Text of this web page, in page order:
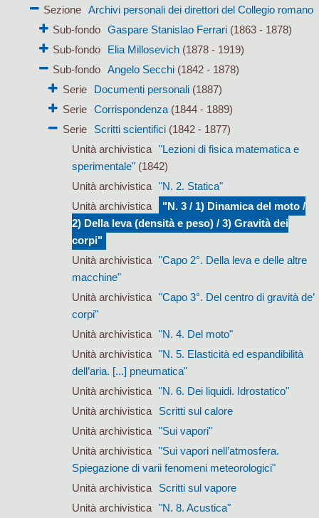
Sezione Archivi personali dei direttori del Collegio romano
Sub-fondo
Gaspare Stanislao Ferrari (1863 - 1878)
Sub-fondo
Elia Millosevich (1878 - 1919)
Sub-fondo
Angelo Secchi (1842 - 1878)
Serie
Documenti personali(1887)
Serie
Corrispondenza(1844 - 1889)
Serie
Scritti scientifici(1842 - 1877)
Unità archivistica "Lezioni di fisica matematica e
sperimentale"(1842)
Unità archivistica "N. 2. Statica"
Unità archivistica
"N. 3 / 1) Dinamica del moto /
2) Della leva (densità e peso) / 3) Gravità dei
corpi"
Unità archivistica "Capo 2°. Della leva e delle altre
macchine"
Unità archivistica "Capo 3°. Del centro di gravità de’
corpi"
Unità archivistica "N. 4. Del moto"
Unità archivistica "N. 5. Elasticità ed espandibilità
dell’aria. [...] pneumatica"
Unità archivistica "N. 6. Dei liquidi. Idrostatico"
Unità archivistica
Scritti sul calore
Unità archivistica "Sui vapori"
Unità archivistica "Sui vapori nell’atmosfera.
Spiegazione di varii fenomeni meteorologici"
Unità archivistica
Scritti sul vapore
Unità archivistica "N. 8. Acustica"